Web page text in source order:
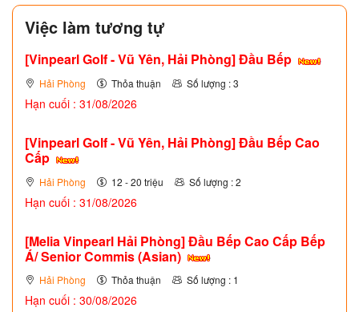
Việc làm tương tự
[Vinpearl Golf - Vũ Yên, Hải Phòng] Đầu Bếp
Hải Phòng Thỏa thuận Số lượng : 3
Hạn cuối : 31/08/2026
[Vinpearl Golf - Vũ Yên, Hải Phòng] Đầu Bếp Cao
Cấp
Hải Phòng 12 - 20 triệu Số lượng : 2
Hạn cuối : 31/08/2026
[Melia Vinpearl Hải Phòng] Đầu Bếp Cao Cấp Bếp
Á/ Senior Commis (Asian)
Hải Phòng Thỏa thuận Số lượng : 1
Hạn cuối : 30/08/2026